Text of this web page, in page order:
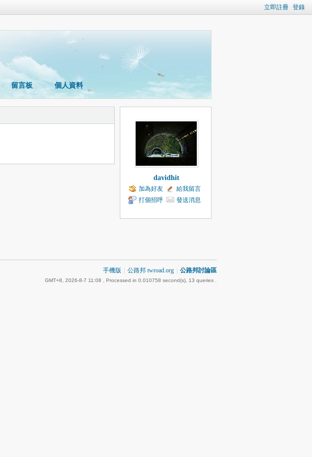
立即註冊 登錄
留言板 個人資料
davidhit
加為好友
給我留言
打個招呼
發送消息
手機版 公路邦 twroad.org 公路邦討論區
GMT+8, 2026-8-7 11:08 , Processed in 0.010758 second(s), 13 queries .